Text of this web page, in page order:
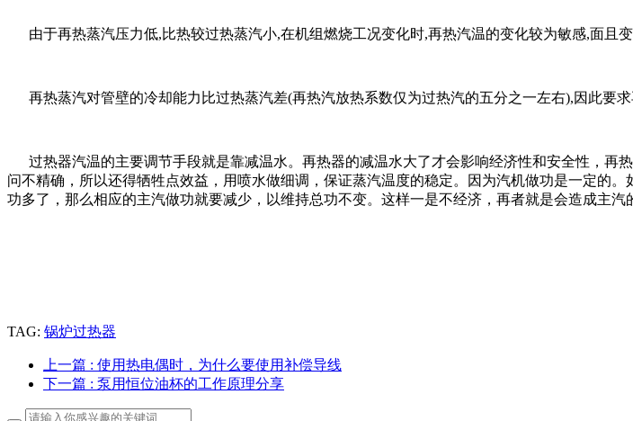
由于再热蒸汽压力低,比热较过热蒸汽小,在机组燃烧工况变化时,再热汽温的变化较为敏感,面且变
再热蒸汽对管壁的冷却能力比过热蒸汽差(再热汽放热系数仅为过热汽的五分之一左右),因此要求
过热器汽温的主要调节手段就是靠减温水。再热器的减温水大了才会影响经济性和安全性，再
问不精确，所以还得牺牲点效益，用喷水做细调，保证蒸汽温度的稳定。因为汽机做功是一定的
功多了，那么相应的主汽做功就要减少，以维持总功不变。这样一是不经济，再者就是会造成主汽
TAG: 锅炉过热器
上一篇 : 使用热电偶时，为什么要使用补偿导线
下一篇 : 泵用恒位油杯的工作原理分享